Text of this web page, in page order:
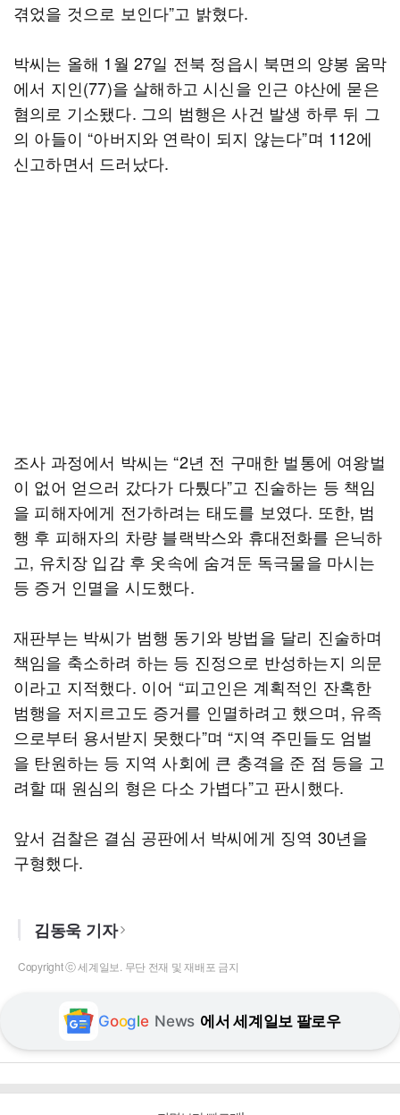
겪었을 것으로 보인다”고 밝혔다.
박씨는 올해 1월 27일 전북 정읍시 북면의 양봉 움막
에서 지인(77)을 살해하고 시신을 인근 야산에 묻은
혐의로 기소됐다. 그의 범행은 사건 발생 하루 뒤 그
의 아들이 “아버지와 연락이 되지 않는다”며 112에
신고하면서 드러났다.
조사 과정에서 박씨는 “2년 전 구매한 벌통에 여왕벌
이 없어 얻으러 갔다가 다퉜다”고 진술하는 등 책임
을 피해자에게 전가하려는 태도를 보였다. 또한, 범
행 후 피해자의 차량 블랙박스와 휴대전화를 은닉하
고, 유치장 입감 후 옷속에 숨겨둔 독극물을 마시는
등 증거 인멸을 시도했다.
재판부는 박씨가 범행 동기와 방법을 달리 진술하며
책임을 축소하려 하는 등 진정으로 반성하는지 의문
이라고 지적했다. 이어 “피고인은 계획적인 잔혹한
범행을 저지르고도 증거를 인멸하려고 했으며, 유족
으로부터 용서받지 못했다”며 “지역 주민들도 엄벌
을 탄원하는 등 지역 사회에 큰 충격을 준 점 등을 고
려할 때 원심의 형은 다소 가볍다”고 판시했다.
앞서 검찰은 결심 공판에서 박씨에게 징역 30년을
구형했다.
김동욱 기자
Copyright ⓒ 세계일보. 무단 전재 및 재배포 금지
Google News 에서 세계일보 팔로우